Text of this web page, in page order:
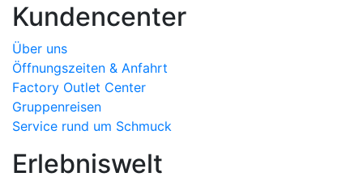
Kundencenter
Über uns
Öffnungszeiten & Anfahrt
Factory Outlet Center
Gruppenreisen
Service rund um Schmuck
Erlebniswelt